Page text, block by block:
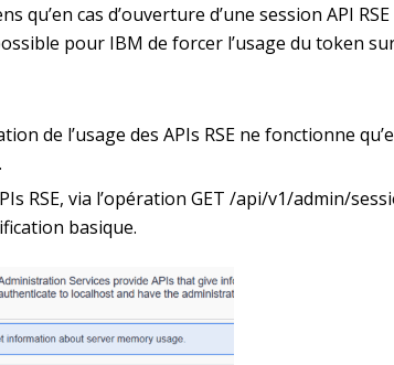
qu’en cas d’ouverture d’une session API
pour IBM de forcer l’usage du token
de l’usage des APIs RSE ne fonctionne
RSE, via l’opération GET /api/v1/admin/
basique.